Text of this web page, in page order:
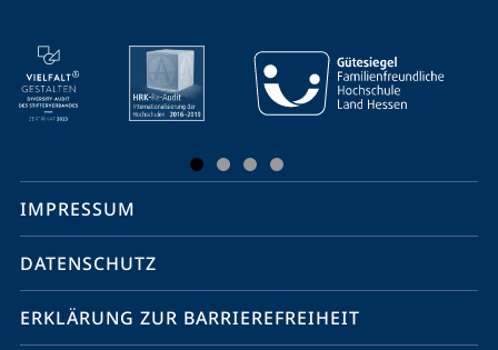
Mobile-
Service-
Navigation
Social
Media
Kontakte
IMPRESSUM
DATENSCHUTZ
ERKLÄRUNG ZUR BARRIEREFREIHEIT